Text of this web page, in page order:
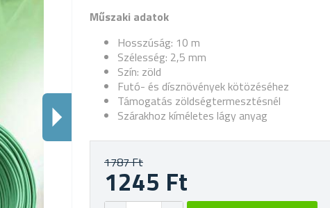
Műszaki adatok
Hosszúság: 10 m
Szélesség: 2,5 mm
Szín: zöld
Futó- és dísznövények kötözéséhez
Támogatás zöldségtermesztésnél
Szárakhoz kíméletes lágy anyag
1787 Ft
1245 Ft